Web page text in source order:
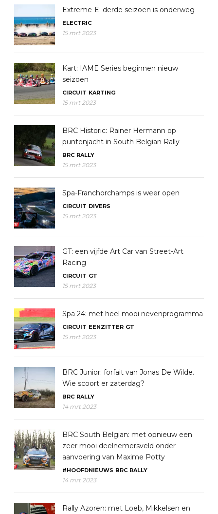
Extreme-E: derde seizoen is onderweg
ELECTRIC
15 mrt 2023
Kart: IAME Series beginnen nieuw
seizoen
CIRCUIT KARTING
15 mrt 2023
BRC Historic: Rainer Hermann op
puntenjacht in South Belgian Rally
BRC RALLY
15 mrt 2023
Spa-Franchorchamps is weer open
CIRCUIT DIVERS
15 mrt 2023
GT: een vijfde Art Car van Street-Art
Racing
CIRCUIT GT
15 mrt 2023
Spa 24: met heel mooi nevenprogramma
CIRCUIT EENZITTER GT
15 mrt 2023
BRC Junior: forfait van Jonas De Wilde.
Wie scoort er zaterdag?
BRC RALLY
14 mrt 2023
BRC South Belgian: met opnieuw een
zeer mooi deelnemersveld onder
aanvoering van Maxime Potty
#HOOFDNIEUWS BRC RALLY
14 mrt 2023
Rally Azoren: met Loeb, Mikkelsen en